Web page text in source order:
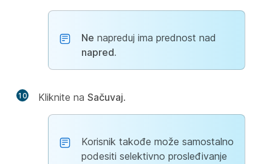
Ne napreduj ima prednost nad
napred.
10 Kliknite na Sačuvaj.
Korisnik takođe može samostalno
podesiti selektivno prosleđivanje